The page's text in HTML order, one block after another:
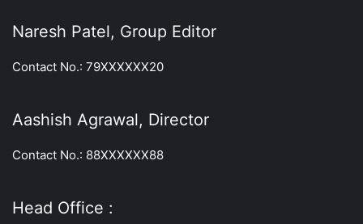
Naresh Patel, Group Editor
Contact No.: 79XXXXXX20
Aashish Agrawal, Director
Contact No.: 88XXXXXX88
Head Office :